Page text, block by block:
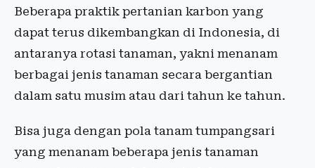
Beberapa praktik pertanian karbon yang
dapat terus dikembangkan di Indonesia, di
antaranya rotasi tanaman, yakni menanam
berbagai jenis tanaman secara bergantian
dalam satu musim atau dari tahun ke tahun.
Bisa juga dengan pola tanam tumpangsari
yang menanam beberapa jenis tanaman